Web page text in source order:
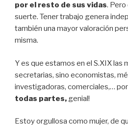
por el resto de sus vidas.
suerte. Tener trabajo genera
también una mayor valoración
misma.
Y es que estamos en el S.XIX las
secretarias, sino economistas,
investigadoras, comerciales,…
todas partes, genial!
Estoy orgullosa como mujer, de